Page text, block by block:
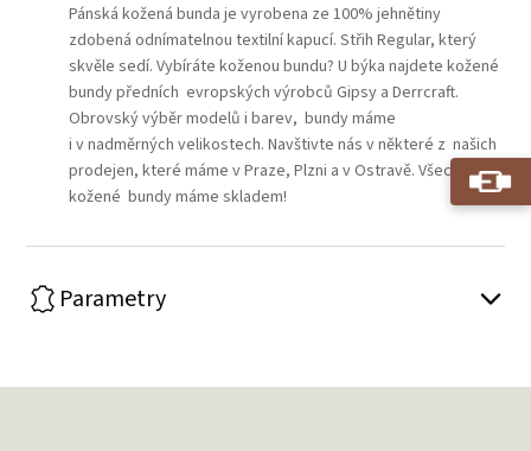
Pánská kožená bunda je vyrobena ze 100% jehnětiny
zdobená odnímatelnou textilní kapucí. Střih Regular, který
skvěle sedí. Vybíráte koženou bundu? U býka najdete kožené
bundy předních evropských výrobců Gipsy a Derrcraft.
Obrovský výběr modelů i barev, bundy máme
i v nadměrných velikostech. Navštivte nás v některé z našich
prodejen, které máme v Praze, Plzni a v Ostravě. Všechny
kožené bundy máme skladem!
Parametry